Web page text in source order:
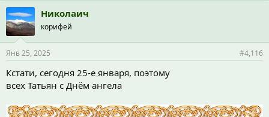
п
а
т
и
:
Николаич
корифей
Янв 25, 2025 #4,116
Кстати, сегодня 25-е января, поэтому
всех Татьян с Днём ангела